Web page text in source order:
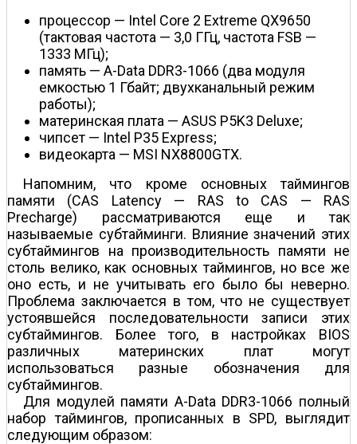
процессор — Intel Core 2 Extreme QX9650
(тактовая частота — 3,0 ГГц, частота FSB —
1333 МГц);
память — A-Data DDR3-1066 (два модуля
емкостью 1 Гбайт; двухканальный режим
работы);
материнская плата — ASUS P5K3 Deluxe;
чипсет — Intel P35 Express;
видеокарта — MSI NX8800GTX.
Напомним, что кроме основных таймингов
памяти (CAS Latency — RAS to CAS — RAS
Precharge) рассматриваются еще и так
называемые субтайминги. Влияние значений этих
субтаймингов на производительность памяти не
столь велико, как основных таймингов, но все же
оно есть, и не учитывать его было бы неверно.
Проблема заключается в том, что не существует
устоявшейся последовательности записи этих
субтаймингов. Более того, в настройках BIOS
различных материнских плат могут
использоваться разные обозначения для
субтаймингов.
Для модулей памяти A-Data DDR3-1066 полный
набор таймингов, прописанных в SPD, выглядит
следующим образом: